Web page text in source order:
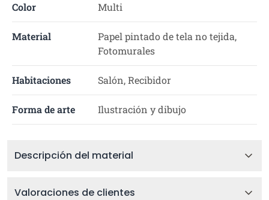
Color Multi
Material
Papel pintado de tela no tejida,
Fotomurales
Habitaciones Salón, Recibidor
Forma de arte Ilustración y dibujo
Descripción del material
Valoraciones de clientes